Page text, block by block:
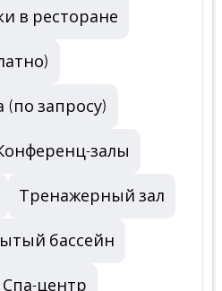
в ресторане
(по запросу)
залы
Тренажерный зал
бассейн
Спа-центр